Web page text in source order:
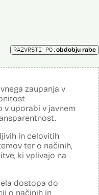
RAZVRSTI PO:obdobju rabe
zaupanja v
v uporabi v javnem
in celovitih
ter o načinih,
ki vplivajo na
dostopa do
o načinih in